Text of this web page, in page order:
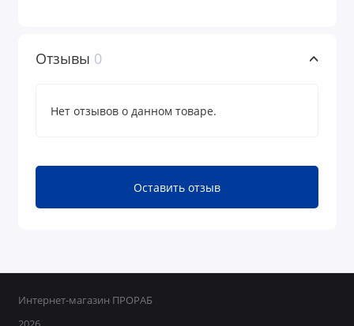
Отзывы 0
Нет отзывов о данном товаре.
Оставить отзыв
Интернет-магазин ПРОРАБ